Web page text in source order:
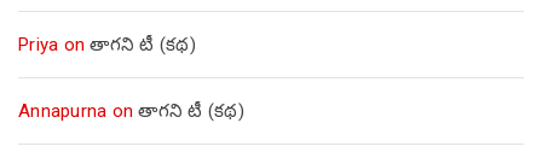
Priya onతాగని టీ (కథ)
Annapurna onతాగని టీ (కథ)